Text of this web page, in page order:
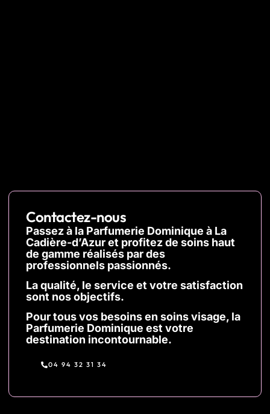
Contactez-nous
Passez à la Parfumerie Dominique à La
Cadière-d’Azur et profitez de soins haut
de gamme réalisés par des
professionnels passionnés.
La qualité, le service et votre satisfaction
sont nosobjectifs.
Pour tous vos besoins en soins visage, la
Parfumerie Dominique est votre
destination incontournable.
04 94 32 31 34